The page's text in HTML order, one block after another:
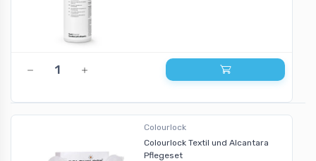
Colourlock
Colourlock Textil und Alcantara
Pflegeset